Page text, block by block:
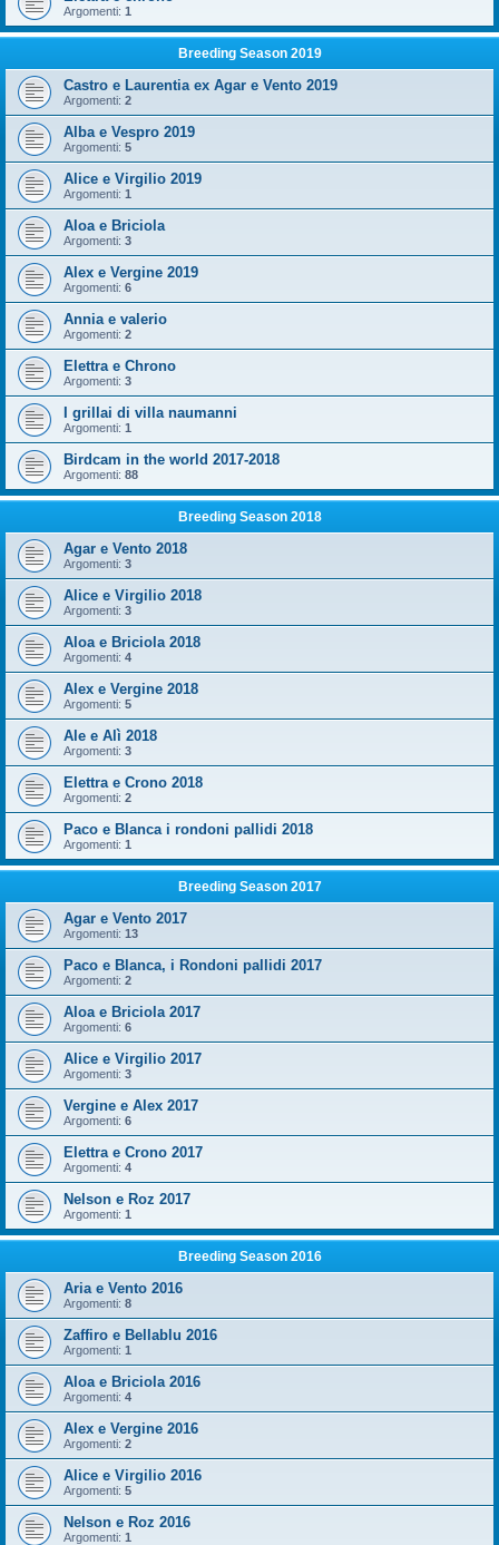
Argomenti: 1
Breeding Season 2019
Castro e Laurentia ex Agar e Vento 2019
Argomenti: 2
Alba e Vespro 2019
Argomenti: 5
Alice e Virgilio 2019
Argomenti: 1
Aloa e Briciola
Argomenti: 3
Alex e Vergine 2019
Argomenti: 6
Annia e valerio
Argomenti: 2
Elettra e Chrono
Argomenti: 3
I grillai di villa naumanni
Argomenti: 1
Birdcam in the world 2017-2018
Argomenti: 88
Breeding Season 2018
Agar e Vento 2018
Argomenti: 3
Alice e Virgilio 2018
Argomenti: 3
Aloa e Briciola 2018
Argomenti: 4
Alex e Vergine 2018
Argomenti: 5
Ale e Alì 2018
Argomenti: 3
Elettra e Crono 2018
Argomenti: 2
Paco e Blanca i rondoni pallidi 2018
Argomenti: 1
Breeding Season 2017
Agar e Vento 2017
Argomenti: 13
Paco e Blanca, i Rondoni pallidi 2017
Argomenti: 2
Aloa e Briciola 2017
Argomenti: 6
Alice e Virgilio 2017
Argomenti: 3
Vergine e Alex 2017
Argomenti: 6
Elettra e Crono 2017
Argomenti: 4
Nelson e Roz 2017
Argomenti: 1
Breeding Season 2016
Aria e Vento 2016
Argomenti: 8
Zaffiro e Bellablu 2016
Argomenti: 1
Aloa e Briciola 2016
Argomenti: 4
Alex e Vergine 2016
Argomenti: 2
Alice e Virgilio 2016
Argomenti: 5
Nelson e Roz 2016
Argomenti: 1